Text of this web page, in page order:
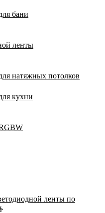
бани
ленты
натяжных потолков
кухни
ленты по